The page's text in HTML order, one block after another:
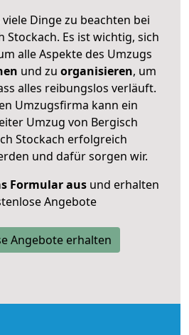
Dinge zu beachten bei
Stockach. Es ist wichtig, sich
alle Aspekte des Umzugs
und zu organisieren, um
alles reibungslos verläuft.
Umzugsfirma kann ein
Umzug von Bergisch
Stockach erfolgreich
und dafür sorgen wir.
Formular ausund erhalten
Angebote
Angebote erhalten